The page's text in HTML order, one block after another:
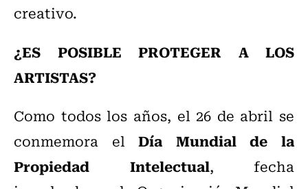
creativo.
¿ES POSIBLE PROTEGER A LOS
ARTISTAS?
Como todos los años, el 26 de abril se
conmemora elDía Mundial de la
Propiedad Intelectual, fecha